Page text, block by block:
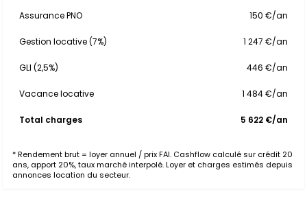
Assurance PNO 150 €/an
Gestion locative (7%) 1 247 €/an
GLI (2,5%) 446 €/an
Vacance locative 1 484 €/an
Total charges 5 622 €/an
* Rendement brut = loyer annuel / prix FAI. Cashflow calculé sur crédit 20
ans, apport 20%, taux marché interpolé. Loyer et charges estimés depuis
annonces location du secteur.